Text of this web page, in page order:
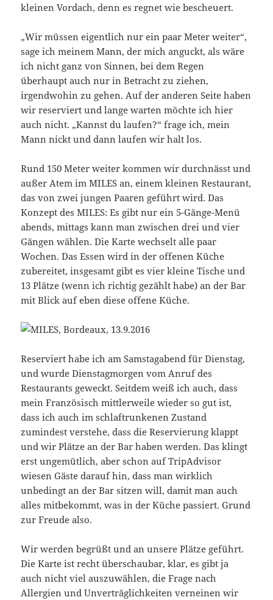
kleinen Vordach, denn es regnet wie bescheuert.
„Wir müssen eigentlich nur ein paar Meter weiter“,
sage ich meinem Mann, der mich anguckt, als wäre
ich nicht ganz von Sinnen, bei dem Regen
überhaupt auch nur in Betracht zu ziehen,
irgendwohin zu gehen. Auf der anderen Seite haben
wir reserviert und lange warten möchte ich hier
auch nicht. „Kannst du laufen?“ frage ich, mein
Mann nickt und dann laufen wir halt los.
Rund 150 Meter weiter kommen wir durchnässt und
außer Atem im MILES an, einem kleinen Restaurant,
das von zwei jungen Paaren geführt wird. Das
Konzept des MILES: Es gibt nur ein 5-Gänge-Menü
abends, mittags kann man zwischen drei und vier
Gängen wählen. Die Karte wechselt alle paar
Wochen. Das Essen wird in der offenen Küche
zubereitet, insgesamt gibt es vier kleine Tische und
13 Plätze (wenn ich richtig gezählt habe) an der Bar
mit Blick auf eben diese offene Küche.
Reserviert habe ich am Samstagabend für Dienstag,
und wurde Dienstagmorgen vom Anruf des
Restaurants geweckt. Seitdem weiß ich auch, dass
mein Französisch mittlerweile wieder so gut ist,
dass ich auch im schlaftrunkenen Zustand
zumindest verstehe, dass die Reservierung klappt
und wir Plätze an der Bar haben werden. Das klingt
erst ungemütlich, aber schon auf TripAdvisor
wiesen Gäste darauf hin, dass man wirklich
unbedingt an der Bar sitzen will, damit man auch
alles mitbekommt, was in der Küche passiert. Grund
zur Freude also.
Wir werden begrüßt und an unsere Plätze geführt.
Die Karte ist recht überschaubar, klar, es gibt ja
auch nicht viel auszuwählen, die Frage nach
Allergien und Unverträglichkeiten verneinen wir